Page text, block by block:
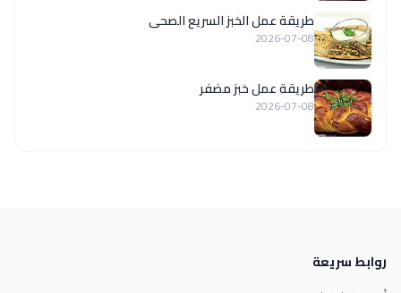
طريقة عمل الخبز السريع الصحى
2026-07-08
طريقة عمل خبز مضفر
2026-07-08
روابط سريعة